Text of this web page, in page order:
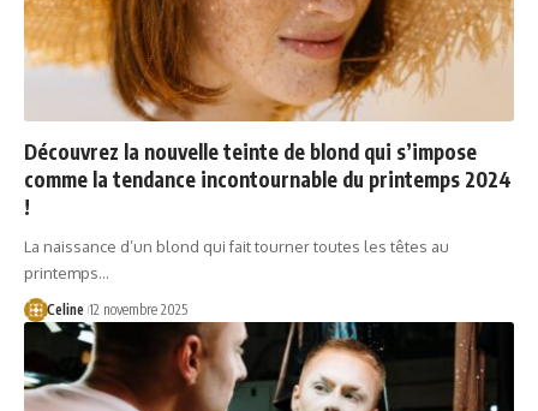
Découvrez la nouvelle teinte de blond qui s’impose
comme la tendance incontournable du printemps 2024
!
La naissance d’un blond qui fait tourner toutes les têtes au
printemps…
Celine 12 novembre 2025